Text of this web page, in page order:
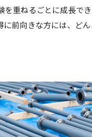
を重ねるごとに成長で
に前向きな方には、ど